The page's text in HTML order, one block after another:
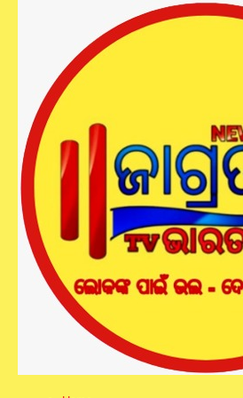
ଭଟଲିରେ ମହାକଳସି
୨୦୨୫
- November
ଭଟଲି ରେ ମହାକଳସି ପୂଜା ମହୋତ୍ସବ ୨୦୨୫
ଭଟଲି ( ଅଭିମନ୍ୟୁ ପଧାନ) :-ଭଟଲି ରେ ଗତ
ହୋଇଥିବା ମହାକାଳସି ପୂଜା ମହୋତ୍ସବ 2025
ବୀର ସୁରେନ୍ଦ୍ର ସାଏ, ଭଟଲି ପାତିକାର
ପଞ୍ଚଦିନାତ୍ମକ ପର୍ବ ଭଟଲି ରଥଦାଣ୍ଡ